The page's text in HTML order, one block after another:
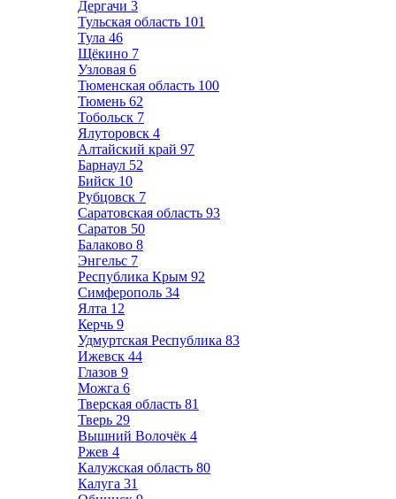
Дергачи 3
Тульская область 101
Тула 46
Щёкино 7
Узловая 6
Тюменская область 100
Тюмень 62
Тобольск 7
Ялуторовск 4
Алтайский край 97
Барнаул 52
Бийск 10
Рубцовск 7
Саратовская область 93
Саратов 50
Балаково 8
Энгельс 7
Республика Крым 92
Симферополь 34
Ялта 12
Керчь 9
Удмуртская Республика 83
Ижевск 44
Глазов 9
Можга 6
Тверская область 81
Тверь 29
Вышний Волочёк 4
Ржев 4
Калужская область 80
Калуга 31